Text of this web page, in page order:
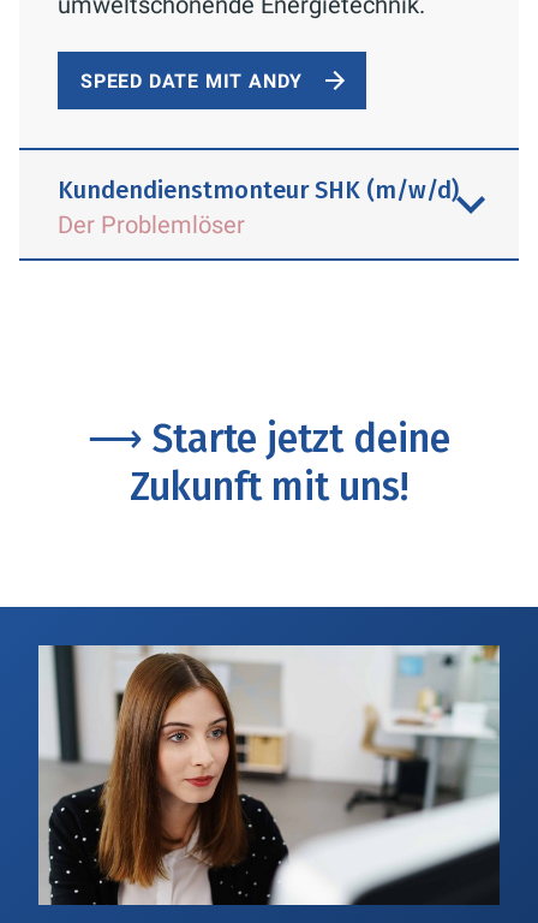
SPEED DATE MIT ANDY
Kundendienstmonteur SHK (m/w/d)
Der Problemlöser
unserer Kunden an oberster Stelle.
Darum ist er als Kundendienstmonteur
im Störfall direkt vor Ort, kümmert sich
um Wartung und Inbetriebnahme von
Anlagen und sorgt so für einen
reibungslosen Betrieb.
⟶ Starte jetzt deine
Zukunft mit uns!